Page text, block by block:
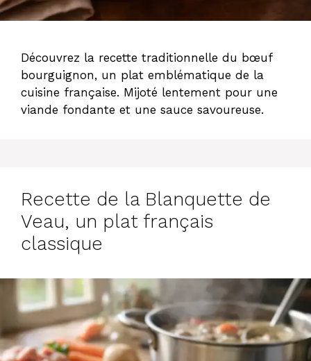
Découvrez la recette traditionnelle du bœuf
bourguignon, un plat emblématique de la
cuisine française. Mijoté lentement pour une
viande fondante et une sauce savoureuse.
Recette de la Blanquette de
Veau, un plat français
classique